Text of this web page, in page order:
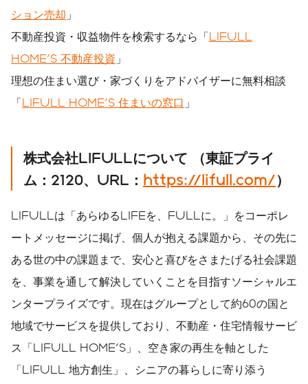
ション売却 」
不動産投資・収益物件を検索するなら「LIFULL
HOME'S 不動産投資 」
理想の住まい選び・家づくりをアドバイザーに無料相談
「LIFULL HOME'S 住まいの窓口 」
株式会社LIFULLについて
（東証プライ
ム： 2120、 URL ： https://lifull.com/）
LIFULLは「あらゆるLIFEを、FULLに。」をコーポレ
ートメッセージに掲げ、個人が抱える課題から、その先に
ある世の中の課題まで、安心と喜びをさまたげる社会課題
を、事業を通して解決していくことを目指すソーシャルエ
ンタープライズです。現在はグループとして約60の国と
地域でサービスを提供しており、不動産・住宅情報サービ
ス「LIFULL HOME'S」、空き家の再生を軸とした
「LIFULL 地方創生」、シニアの暮らしに寄り添う